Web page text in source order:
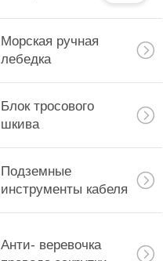
Морская ручная
лебедка
Блок тросового
шкива
Подземные
инструменты кабеля
Анти- веревочка